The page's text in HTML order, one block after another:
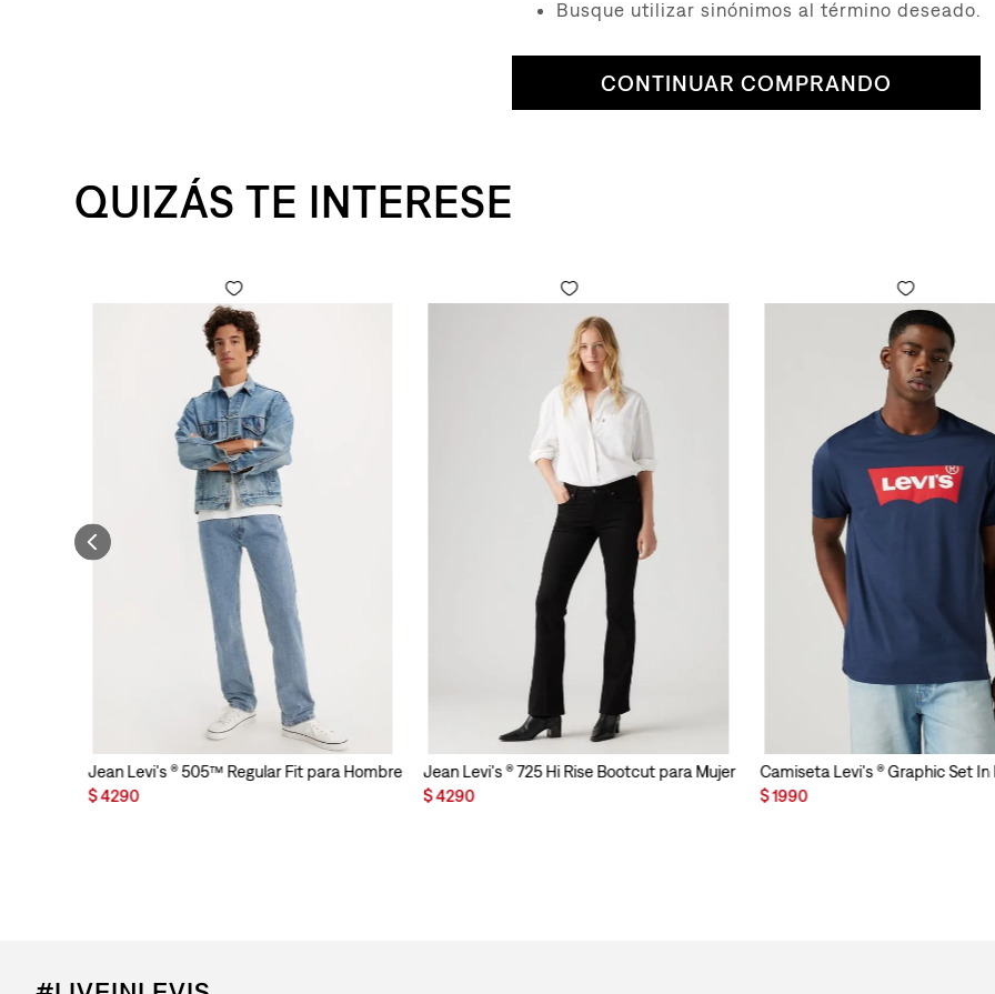
Busque utilizar sinónimos al término deseado.
CONTINUAR COMPRANDO
QUIZÁS TE INTERESE
Jean Levi's ® 505™ Regular Fit para Hombre
$4290
Jean Levi's ® 725 Hi Rise Bootcut para Mujer
$4290
Camiseta Levi's ® Graphic Set
$1990